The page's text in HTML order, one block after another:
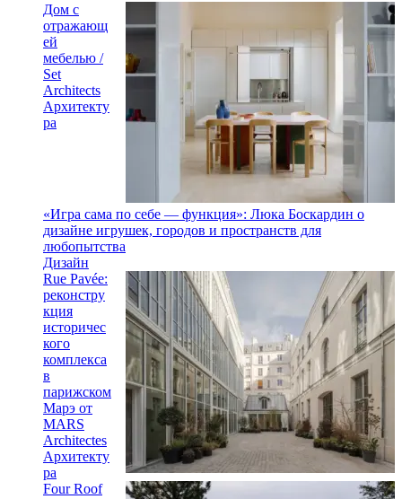
Дом с
отражающ
ей
мебелью /
Set
Architects
Архитекту
ра
«Игра сама по себе — функция»: Люка Боскардин о
дизайне игрушек, городов и пространств для
любопытства
Дизайн
Rue Pavée:
реконстру
кция
историчес
кого
комплекса
в
парижском
Марэ от
MARS
Architectes
Архитекту
ра
Four Roof